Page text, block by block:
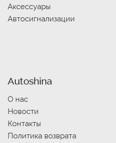
Аксессуары
Автосигнализации
Autoshina
О нас
Новости
Контакты
Политика возврата